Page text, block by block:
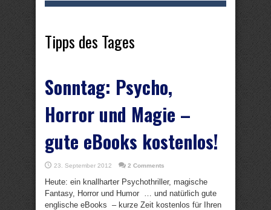
Tipps des Tages
Sonntag: Psycho,
Horror und Magie –
gute eBooks kostenlos!
23. September 2012 2 Comments
Heute: ein knallharter Psychothriller, magische
Fantasy, Horror und Humor … und natürlich gute
englische eBooks – kurze Zeit kostenlos für Ihren